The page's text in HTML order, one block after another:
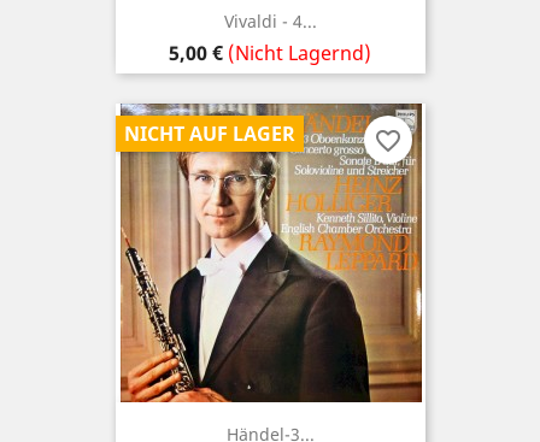
Vivaldi - 4...
Preis
5,00 € (Nicht Lagernd)
Händel-3...
NICHT AUF LAGER favorite_border